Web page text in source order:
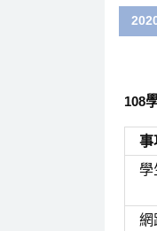
108
事
學
網